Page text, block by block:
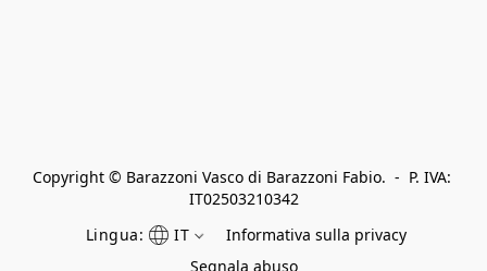
Copyright © Barazzoni Vasco di Barazzoni Fabio.  -  P. IVA:
IT02503210342
Lingua:
IT
Informativa sulla privacy
Segnala abuso